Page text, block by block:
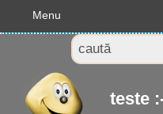
Menu
teste